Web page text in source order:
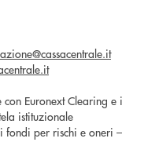
Euronext Clearing e i
istituzionale
fondi per rischi e oneri –